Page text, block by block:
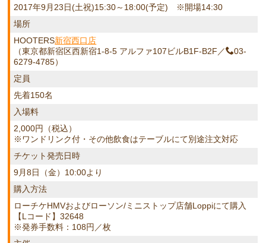
2017年9月23日(土祝)15:30～18:00(予定) ※開場14:30
場所
HOOTERS新宿西口店
（東京都新宿区西新宿1-8-5 アルファ107ビルB1F-B2F／
03-
6279-4785）
定員
先着150名
入場料
2,000円（税込）
※ワンドリンク付・その他飲食はテーブルにて別途注文対応
チケット発売日時
9月8日（金）10:00より
購入方法
ローチケHMVおよびローソン/ミニストップ店舗Loppiにて購入
【Lコード】32648
※発券手数料：108円／枚